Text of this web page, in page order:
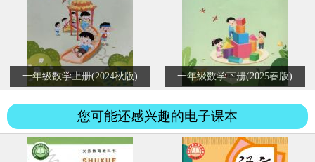
一年级数学上册(2024秋版) 一年级数学下册(2025春版)
您可能还感兴趣的电子课本